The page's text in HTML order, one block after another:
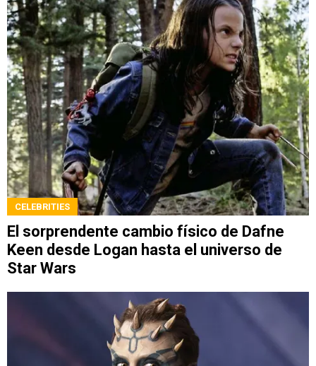
CELEBRITIES
El sorprendente cambio físico de Dafne
Keen desde Logan hasta el universo de
Star Wars